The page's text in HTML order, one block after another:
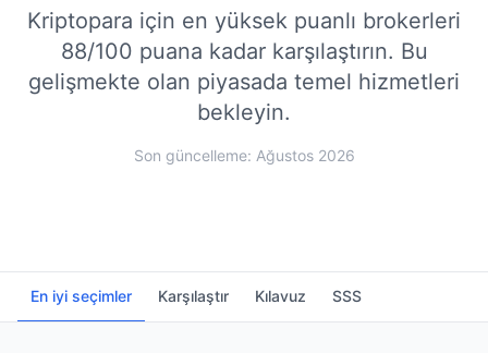
Kriptopara için en yüksek puanlı brokerleri
88/100 puana kadar karşılaştırın. Bu
gelişmekte olan piyasada temel hizmetleri
bekleyin.
Son güncelleme: Ağustos 2026
En iyi seçimler Karşılaştır Kılavuz SSS